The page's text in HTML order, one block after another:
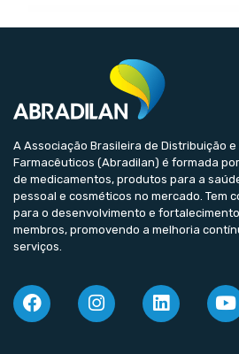
A Associação Brasileira de Distribuição
Farmacêuticos (Abradilan) é formada
de medicamentos, produtos para a
pessoal e cosméticos no mercado. Tem
para o desenvolvimento e
membros, promovendo a melhoria
serviços.